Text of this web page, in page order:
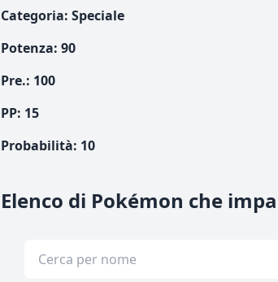
Categoria: Speciale
Potenza: 90
Pre.: 100
PP: 15
Probabilità: 10
Elenco di Pokémon che